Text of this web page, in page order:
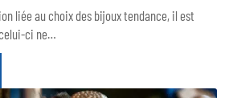
liée au choix des bijoux tendance, il est
ci ne…